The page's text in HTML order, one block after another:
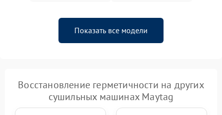
Показать все модели
Восстановление герметичности на других
сушильных машинах Maytag